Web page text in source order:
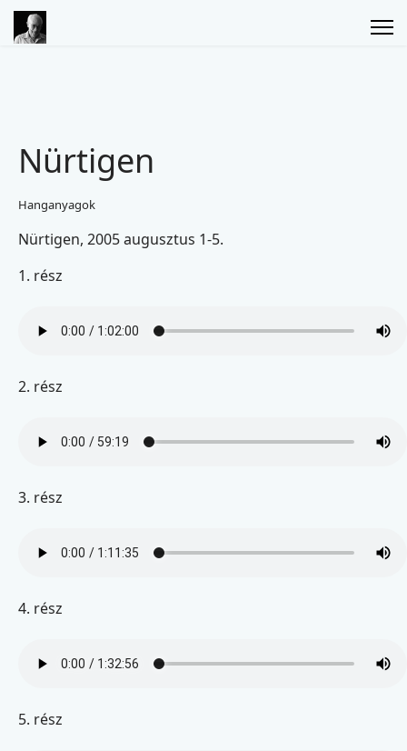
Nürtigen
Hanganyagok
Nürtigen, 2005 augusztus 1-5.
1. rész
2. rész
3. rész
4. rész
5. rész